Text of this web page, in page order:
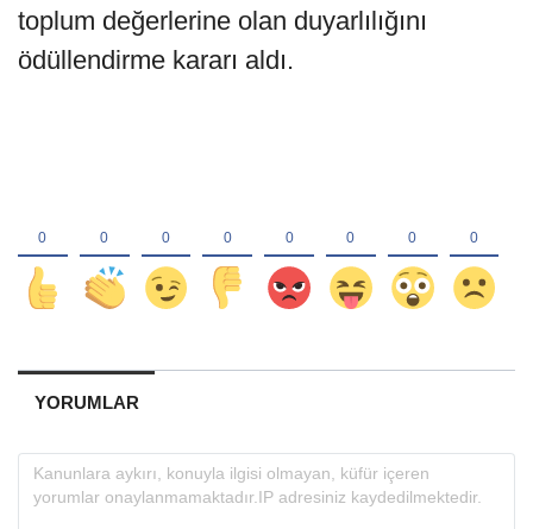
toplum değerlerine olan duyarlılığını
ödüllendirme kararı aldı.
YORUMLAR